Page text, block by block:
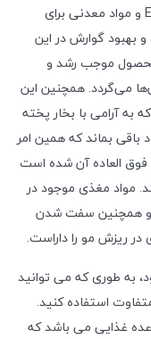
و مواد معدنی برای
گوارش در این
موجب رشد و
می‌گردد. همچنین این
آرامی با بخار پخته
بماند که همین امر
العاده آن شده است
مواد مغذی موجود در
همچنین سفت شدن
ریزش مو را داراست.
به طوری که می توانید
استفاده کنید.
غذایی می باشد که